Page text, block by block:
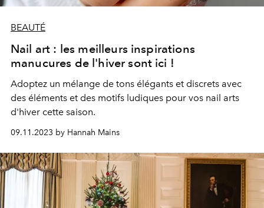
BEAUTÉ
Nail art : les meilleurs inspirations
manucures de l'hiver sont ici !
Adoptez un mélange de tons élégants et discrets avec
des éléments et des motifs ludiques pour vos nail arts
d'hiver cette saison.
09.11.2023 by Hannah Mains